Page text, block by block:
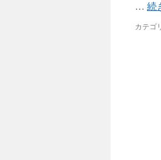
… 続
カテゴ